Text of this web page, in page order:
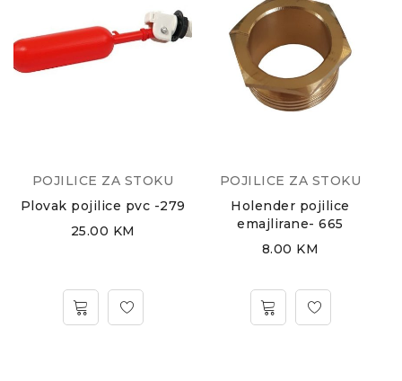
POJILICE ZA STOKU
Plovak pojilice pvc -279
25.00 KM
POJILICE ZA STOKU
Holender pojilice
emajlirane- 665
8.00 KM